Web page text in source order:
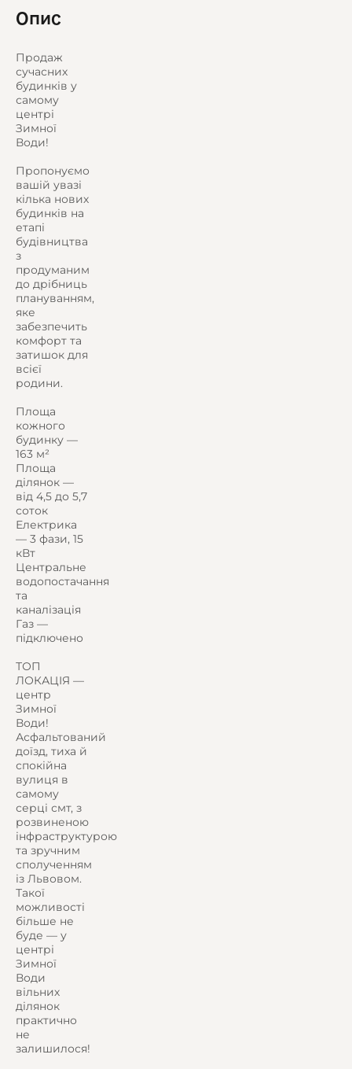
Опис
Продаж
сучасних
будинків у
самому
центрі
Зимної
Води!
Пропонуємо
вашій увазі
кілька нових
будинків на
етапі
будівництва
з
продуманим
до дрібниць
плануванням,
яке
забезпечить
комфорт та
затишок для
всієї
родини.
Площа
кожного
будинку —
163 м²
Площа
ділянок —
від 4,5 до 5,7
соток
Електрика
— 3 фази, 15
кВт
Центральне
водопостачання
та
каналізація
Газ —
підключено
ТОП
ЛОКАЦІЯ —
центр
Зимної
Води!
Асфальтований
доїзд, тиха й
спокійна
вулиця в
самому
серці смт, з
розвиненою
інфраструктурою
та зручним
сполученням
із Львовом.
Такої
можливості
більше не
буде — у
центрі
Зимної
Води
вільних
ділянок
практично
не
залишилося!